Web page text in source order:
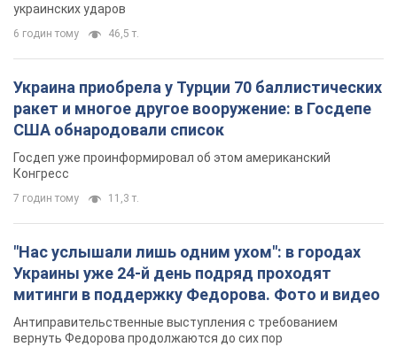
украинских ударов
6 годин тому 46,5 т.
Украина приобрела у Турции 70 баллистических
ракет и многое другое вооружение: в Госдепе
США обнародовали список
Госдеп уже проинформировал об этом американский
Конгресс
7 годин тому 11,3 т.
"Нас услышали лишь одним ухом": в городах
Украины уже 24-й день подряд проходят
митинги в поддержку Федорова. Фото и видео
Антиправительственные выступления с требованием
вернуть Федорова продолжаются до сих пор